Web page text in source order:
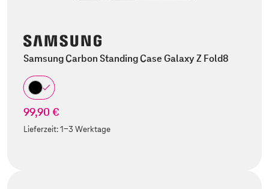
Samsung Carbon Standing Case Galaxy Z Fold8
99,90 €
Lieferzeit:1-3 Werktage